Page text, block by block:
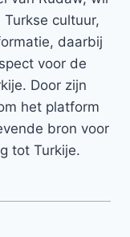
cultuur,
daarbij
voor de
Door zijn
het platform
bron voor
tot Turkije.